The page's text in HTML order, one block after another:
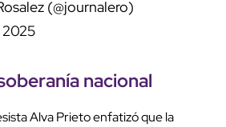
(@journalero)
nacional
Alva Prieto enfatizó que la